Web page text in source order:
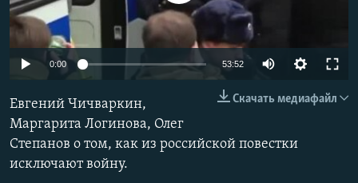
РАСПИСАНИЕ ВЕЩАНИЯ
ПОДПИШИТЕСЬ НА РАССЫЛКУ
0:00 53:52
480p
Скачать медиафайл
Евгений Чичваркин,
Маргарита Логинова, Олег
Степанов о том, как из российской повестки
исключают войну.